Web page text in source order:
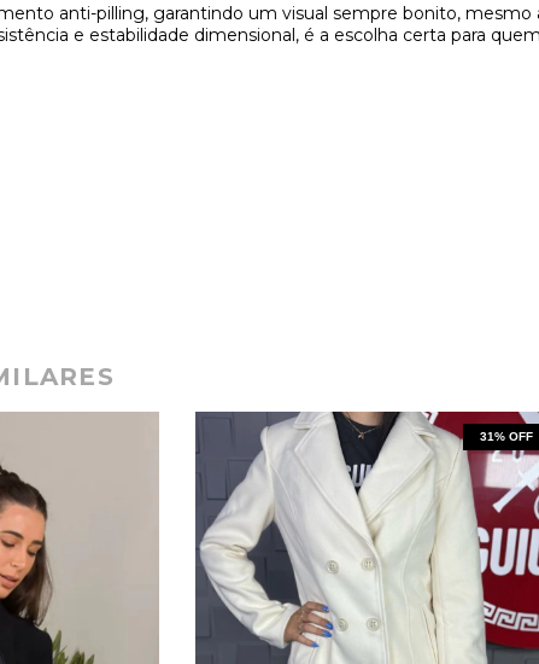
anti-pilling, garantindo um visual sempre bonito, mesmo
e estabilidade dimensional, é a escolha certa para
31% OFF